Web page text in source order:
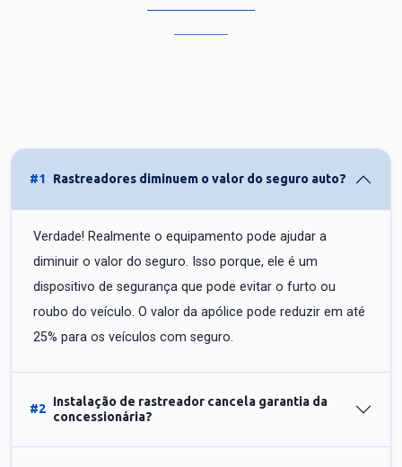
#1 Rastreadores diminuem o valor do seguro auto?
Verdade! Realmente o equipamento pode ajudar a
diminuir o valor do seguro. Isso porque, ele é um
dispositivo de segurança que pode evitar o furto ou
roubo do veículo. O valor da apólice pode reduzir em até
25% para os veículos com seguro.
#2
Instalação de rastreador cancela garantia da
concessionária?